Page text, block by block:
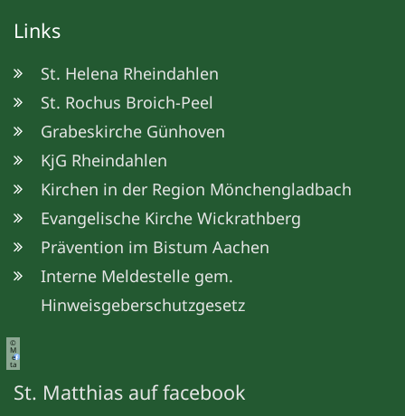
Links
St. Helena Rheindahlen
St. Rochus Broich-Peel
Grabeskirche Günhoven
KjG Rheindahlen
Kirchen in der Region Mönchengladbach
Evangelische Kirche Wickrathberg
Prävention im Bistum Aachen
Interne Meldestelle gem.
Hinweisgeberschutzgesetz
©
M
e
ta
St. Matthias auf facebook